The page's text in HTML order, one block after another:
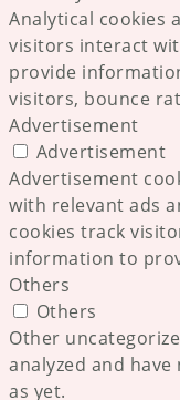
Analytical cookies
visitors interact
provide
visitors, bounce
Advertisement
Advertisement
Advertisement
with relevant ads
cookies track
information to
Others
Others
Other
analyzed and
as yet.